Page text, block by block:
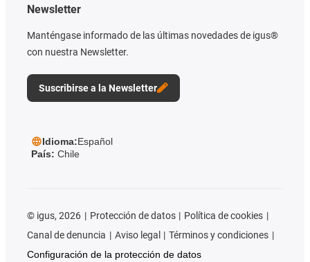
Newsletter
Manténgase informado de las últimas novedades de igus®
con nuestra Newsletter.
Suscribirse a la Newsletter
Idioma:Español
País: Chile
© igus, 2026 Protección de datos
Política de cookies
Canal de denuncia
Aviso legal
Términos y condiciones
Configuración de la protección de datos